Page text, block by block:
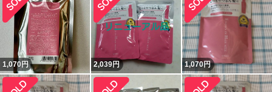
1,070円 2,039円 1,070円